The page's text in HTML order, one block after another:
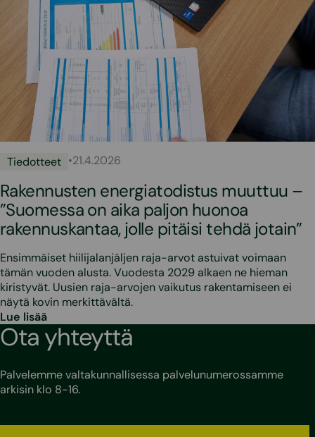
Tiedotteet •21.4.2026
Rakennusten energiatodistus muuttuu –
”Suomessa on aika paljon huonoa
rakennuskantaa, jolle pitäisi tehdä jotain”
Ensimmäiset hiilijalanjäljen raja-arvot astuivat voimaan
tämän vuoden alusta. Vuodesta 2029 alkaen ne hieman
kiristyvät. Uusien raja-arvojen vaikutus rakentamiseen ei
näytä kovin merkittävältä.
Lue lisää
Ota yhteyttä
Palvelemme valtakunnallisessa palvelunumerossamme
arkisin klo 8-16.